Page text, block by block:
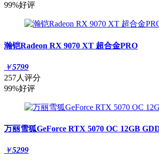
99%好评
瀚铠Radeon RX 9070 XT 超合金PRO
￥5799
257人评分
99%好评
万丽雪狐GeForce RTX 5070 OC 12GB
￥5299